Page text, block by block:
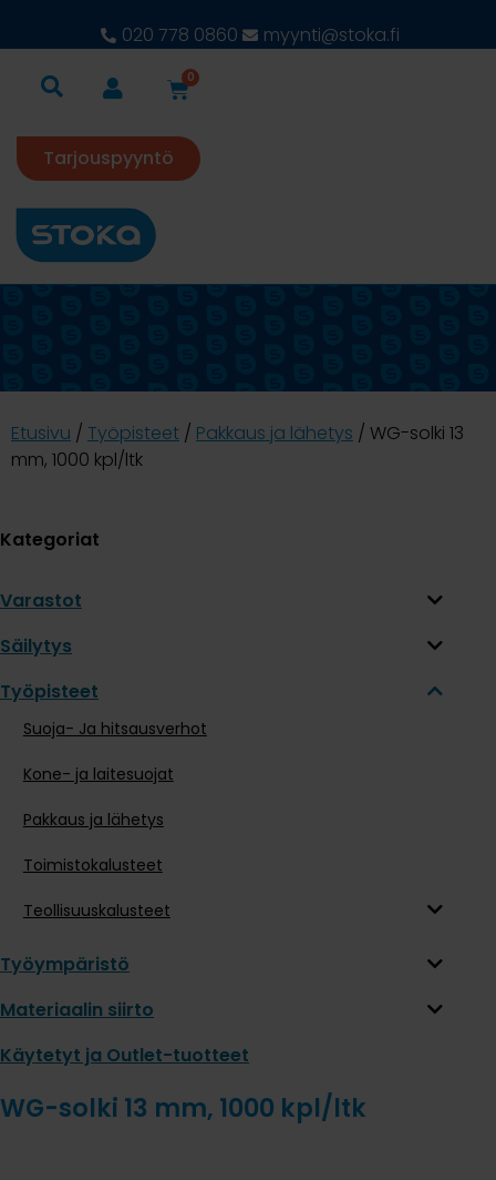
020 778 0860 myynti@stoka.fi
0
Tarjouspyyntö
Etusivu / Työpisteet / Pakkaus ja lähetys / WG-solki 13
mm, 1000 kpl/ltk
Kategoriat
Varastot
Säilytys
Työpisteet
Suoja- Ja hitsausverhot
Kone- ja laitesuojat
Pakkaus ja lähetys
Toimistokalusteet
Teollisuuskalusteet
Työympäristö
Materiaalin siirto
Käytetyt ja Outlet-tuotteet
WG-solki 13 mm, 1000 kpl/ltk